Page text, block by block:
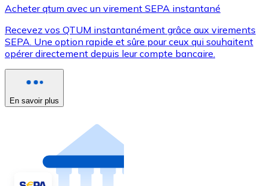
Acheter qtum avec un virement SEPA instantané
Recevez vos QTUM instantanément grâce aux virements
SEPA. Une option rapide et sûre pour ceux qui souhaitent
opérer directement depuis leur compte bancaire.
En savoir plus